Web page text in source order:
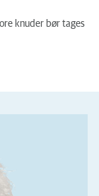
knuder bør tages